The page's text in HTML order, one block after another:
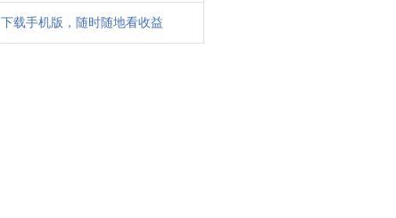
下载手机版，随时随地看收益